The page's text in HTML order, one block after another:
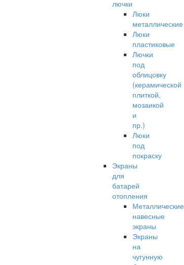
лючки
Люки
металлические
Люки
пластиковые
Лючки
под
облицовку
(керамической
плиткой,
мозаикой
и
пр.)
Люки
под
покраску
Экраны
для
батарей
отопления
Металлические
навесные
экраны
Экраны
на
чугунную